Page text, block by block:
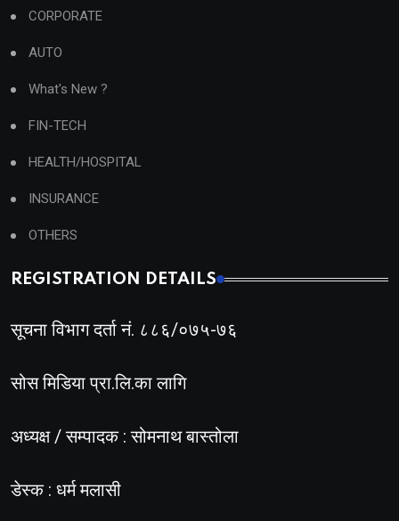
CORPORATE
AUTO
What's New ?
FIN-TECH
HEALTH/HOSPITAL
INSURANCE
OTHERS
REGISTRATION DETAILS
सूचना विभाग दर्ता नं. ८८६/०७५-७६
सोस मिडिया प्रा.लि.का लागि
अध्यक्ष / सम्पादक : सोमनाथ बास्तोला
डेस्क : धर्म मलासी